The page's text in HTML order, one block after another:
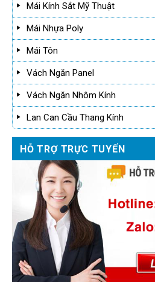
Mái Kính Sắt Mỹ Thuật
Mái Nhựa Poly
Mái Tôn
Vách Ngăn Panel
Vách Ngăn Nhôm Kính
Lan Can Cầu Thang Kính
HỖ TRỢ TRỰC TUYẾN